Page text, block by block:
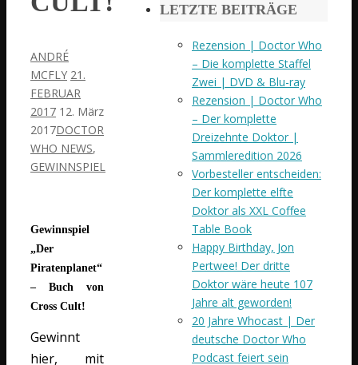
ANDRÉ
MCFLY 21.
FEBRUAR
2017 12. März
2017DOCTOR
WHO NEWS,
GEWINNSPIEL
Gewinnspiel
„Der
Piratenplanet“
– Buch von
Cross Cult!
Gewinnt
hier, mit
LETZTE BEITRÄGE
Rezension | Doctor Who
– Die komplette Staffel
Zwei | DVD & Blu-ray
Rezension | Doctor Who
– Der komplette
Dreizehnte Doktor |
Sammleredition 2026
Vorbesteller entscheiden:
Der komplette elfte
Doktor als XXL Coffee
Table Book
Happy Birthday, Jon
Pertwee! Der dritte
Doktor wäre heute 107
Jahre alt geworden!
20 Jahre Whocast | Der
deutsche Doctor Who
Podcast feiert sein